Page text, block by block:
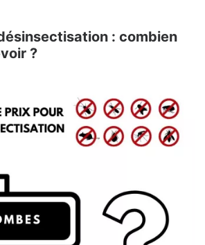
: combien
?